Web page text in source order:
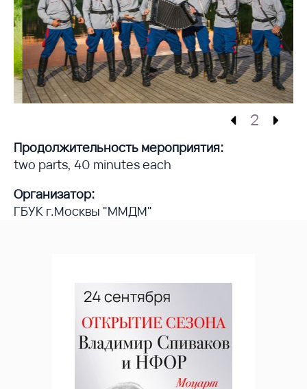
2
Продолжительность мероприятия:
two parts, 40 minutes each
Организатор:
ГБУК г.Москвы "ММДМ"